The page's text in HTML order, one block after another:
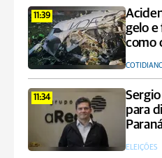
11:39
gelo e
como
11:34
para
ELEIÇÕES